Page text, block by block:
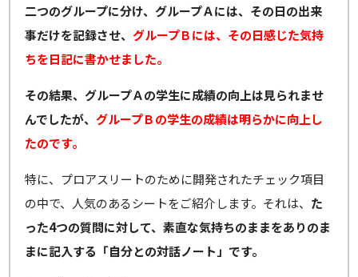
二つのグループに分け、グループＡには、その日の出来
事だけを記録させ、グループＢには、その日感じた気持
ちを日記に書かせました。
その結果、グループＡの学生に成績の向上は見られませ
んでしたが、グループＢの学生の成績は明らかに向上し
たのです。
特に、プロアスリートのために開発されたチェック項目
の中で、人気のあるシートをご紹介します。それは、 た
った4つの質問に対して、素直な気持ちのままをありのま
まに記入する「自分との対話ノート」です。